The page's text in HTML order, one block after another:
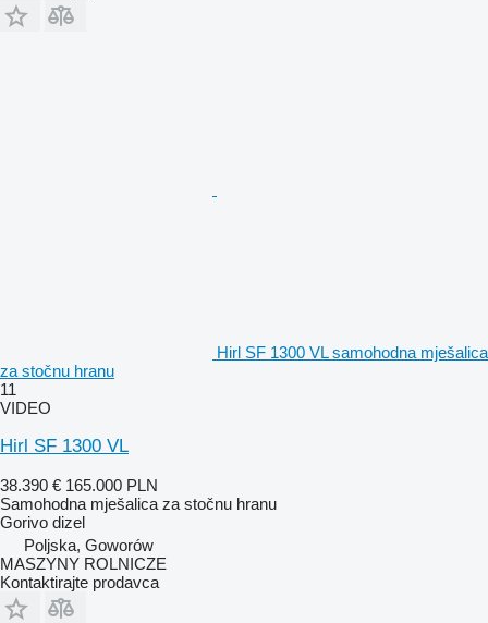
Hirl SF 1300 VL samohodna mješalica
za stočnu hranu
11
VIDEO
Hirl SF 1300 VL
38.390 € 165.000 PLN
Samohodna mješalica za stočnu hranu
Gorivo dizel
Poljska, Goworów
MASZYNY ROLNICZE
Kontaktirajte prodavca